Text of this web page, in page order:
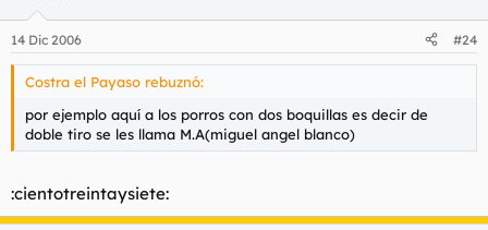
14 Dic 2006 #24
Costra el Payaso rebuznó:
por ejemplo aquí a los porros con dos boquillas es decir de
doble tiro se les llama M.A(miguel angel blanco)
:cientotreintaysiete: